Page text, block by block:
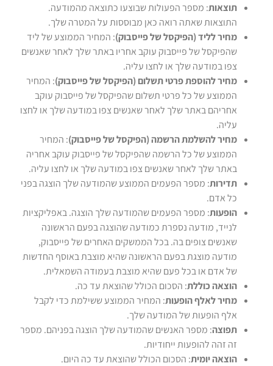
תוצאות: מספר הפעולות שבוצעו כתוצאה מהמודעה.
התוצאות שאתה רואה כאן מבוססות על המטרה שלך.
מחיר לליד (הפיקסל של פייסבוק): המחיר הממוצע של ליד
שהפיקסל של פייסבוק עוקב אחריו באתר שלך לאחר שאנשים
צפו במודעה שלך או לחצו עליה.
מחיר להוספת פרטי תשלום (הפיקסל של פייסבוק): המחיר
הממוצע של כל פרטי תשלום שהפיקסל של פייסבוק עוקב
אחריהם באתר שלך לאחר שאנשים צפו במודעה שלך או לחצו
עליה.
מחיר להשלמת הרשמה (הפיקסל של פייסבוק): המחיר
הממוצע של כל הרשמה שהפיקסל של פייסבוק עוקב אחריה
באתר שלך לאחר שאנשים צפו במודעה שלך או לחצו עליה.
תדירות: מספר הפעמים הממוצע שהמודעה שלך הוצגה בפני
כל אדם.
הופעות: מספר הפעמים שהמודעה שלך הוצגה. באפליקציות
לנייד, מודעה נספרת כמודעה שהוצגה בפעם הראשונה
שאנשים צופים בה. בכל הממשקים האחרים של פייסבוק,
מודעה מוצגת בפעם הראשונה שהיא מוצבת באוסף החדשות
של אדם או בכל פעם שהיא מוצבת בעמודה השמאלית.
הוצאה כוללת: הסכום הכולל שהוצאת עד כה.
מחיר לאלף הופעות: המחיר הממוצע ששילמת כדי לקבל
אלף הופעות של המודעה שלך.
תפוצה: מספר האנשים שהמודעה שלך הוצגה בפניהם. מספר
זה זהה להופעות ייחודיות.
הוצאה יומית: הסכום הכולל שהוצאת עד כה היום.